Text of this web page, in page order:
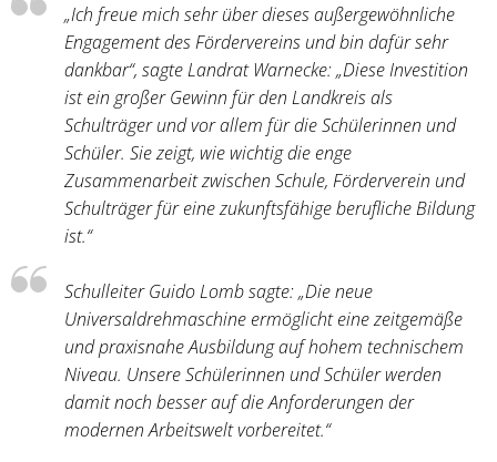
„Ich freue mich sehr über dieses außergewöhnliche
Engagement des Fördervereins und bin dafür sehr
dankbar“, sagte Landrat Warnecke: „Diese Investition
ist ein großer Gewinn für den Landkreis als
Schulträger und vor allem für die Schülerinnen und
Schüler. Sie zeigt, wie wichtig die enge
Zusammenarbeit zwischen Schule, Förderverein und
Schulträger für eine zukunftsfähige berufliche Bildung
ist.“
Schulleiter Guido Lomb sagte: „Die neue
Universaldrehmaschine ermöglicht eine zeitgemäße
und praxisnahe Ausbildung auf hohem technischem
Niveau. Unsere Schülerinnen und Schüler werden
damit noch besser auf die Anforderungen der
modernen Arbeitswelt vorbereitet.“